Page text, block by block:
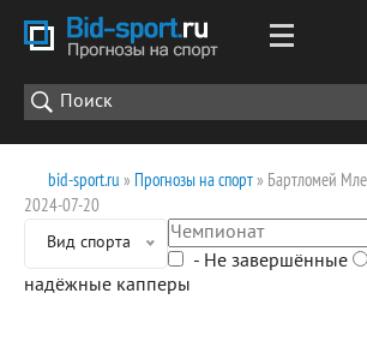
bid-sport.ru » Прогнозы на спорт» Бартломей
2024-07-20
Вид спорта
- Не завершённые
надёжные капперы